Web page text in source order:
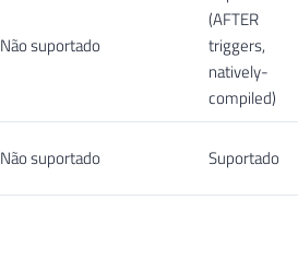
Não suportado
(AFTER
triggers,
natively-
compiled)
Não suportado Suportado